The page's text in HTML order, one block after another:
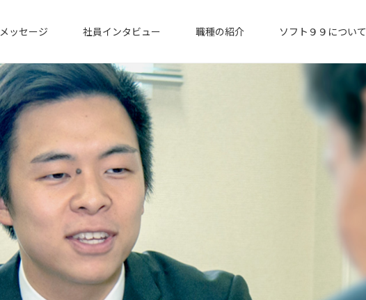
ッセージ 社員インタビュー 職種の紹介 ソフト９９について